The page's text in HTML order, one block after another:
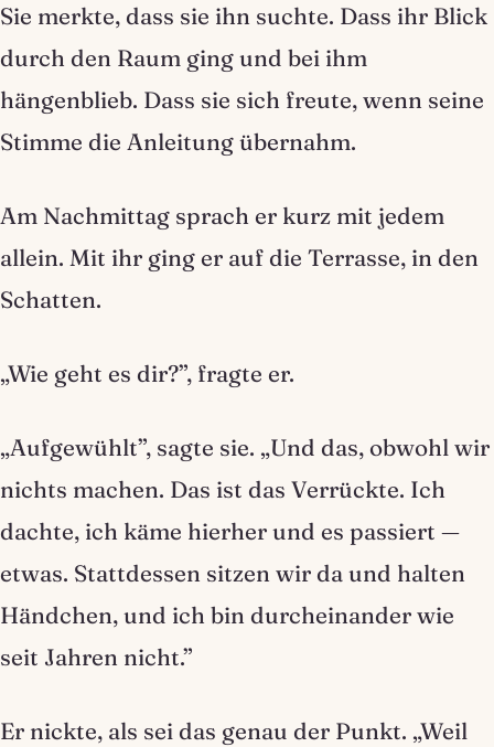
Sie merkte, dass sie ihn suchte. Dass ihr Blick
durch den Raum ging und bei ihm
hängenblieb. Dass sie sich freute, wenn seine
Stimme die Anleitung übernahm.
Am Nachmittag sprach er kurz mit jedem
allein. Mit ihr ging er auf die Terrasse, in den
Schatten.
„Wie geht es dir?”, fragte er.
„Aufgewühlt”, sagte sie. „Und das, obwohl wir
nichts machen. Das ist das Verrückte. Ich
dachte, ich käme hierher und es passiert —
etwas. Stattdessen sitzen wir da und halten
Händchen, und ich bin durcheinander wie
seit Jahren nicht.”
Er nickte, als sei das genau der Punkt. „Weil